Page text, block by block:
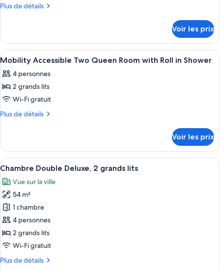
Roll
Room
in
Shower
ce
chambre :
Mobility
Accessible
Superior
King
Room
with
Roll
Plus de détails
Plus
le
type
de
Mobility
Accessible
King
Room
Shower
Voir les prix
Afficher
toutes
les
photos
pour
ce
chambre :
Mobility
Accessible
Two
Queen
Room
with
Roll
in
Shower
Draps en coton égyptien, literie de
5
Mobility Accessible Two Queen Room with Roll in Shower
4 personnes
2 grands lits
Wi-Fi gratuit
Plus de détails
Plus
le
type
de
Mobility
Accessible
Two
Queen
Room
with
Roll
in
Voir les prix
Afficher
toutes
les
photos
pour
ce
type
de
chambre :
Chambre
Une chambre d’hôtel avec deux
9
Chambre Double Deluxe, 2 grands lits
Vue sur la ville
54 m²
1 chambre
4 personnes
2 grands lits
Wi-Fi gratuit
Plus de détails
Plus